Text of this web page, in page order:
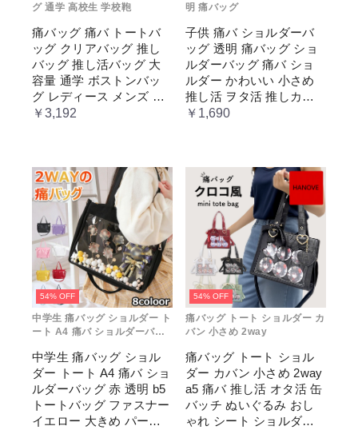
グ 通学 高校生 学校鞄
痛バッグ 痛バ トートバ
ッグ クリアバッグ 推し
バッグ 推し活バッグ 大
容量 通学 ボストンバッ
グ レディース メンズ 男
女兼用 学生 スクール 透
￥3,192
明 痛バッグ
子供 痛バ ショルダーバ
ッグ 透明 痛バッグ ショ
ルダーバッグ 痛バ ショ
ルダー かわいい 小さめ
推し活 ヲタ活 推しカラ
ー 推し色 肩掛け レディ
￥1,690
54% OFF
中学生 痛バッグ ショルダー ト
ート A4 痛バ ショルダーバッ
中学生 痛バッグ ショル
ダー トート A4 痛バ ショ
ルダーバッグ 赤 透明 b5
トートバッグ ファスナー
イエロー 大きめ パープ
54% OFF
痛バッグ トート ショルダー カ
バン 小さめ 2way
痛バッグ トート ショル
ダー カバン 小さめ 2way
a5 痛バ 推し活 オタ活 缶
バッチ ぬいぐるみ おし
ゃれ シート ショルダー